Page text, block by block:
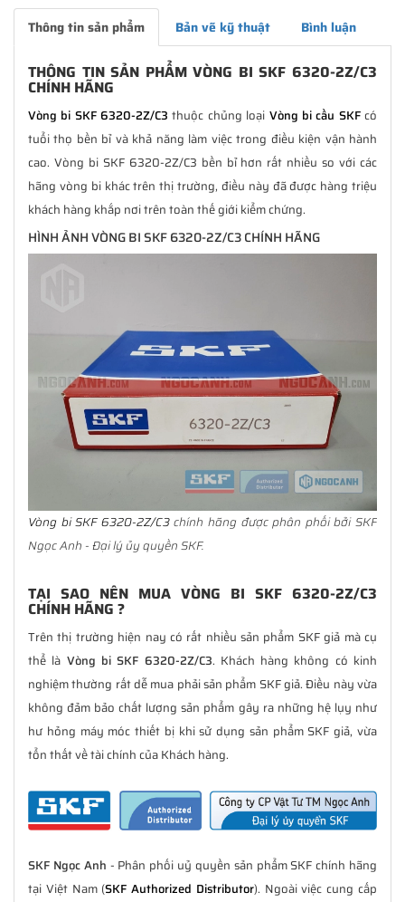
Thông tin sản phẩm Bản vẽ kỹ thuật Bình luận
THÔNG TIN SẢN PHẨM VÒNG BI SKF 6320-2Z/C3
CHÍNH HÃNG
Vòng bi SKF 6320-2Z/C3 thuộc chủng loại Vòng bi cầu SKFcó
tuổi thọ bền bỉ và khả năng làm việc trong điều kiện vận hành
cao. Vòng bi SKF 6320-2Z/C3 bền bỉ hơn rất nhiều so với các
hãng vòng bi khác trên thị trường, điều này đã được hàng triệu
khách hàng khắp nơi trên toàn thế giới kiểm chứng.
HÌNH ẢNH VÒNG BI SKF 6320-2Z/C3 CHÍNH HÃNG
Vòng bi SKF 6320-2Z/C3chính hãng được phân phối bởi SKF
Ngọc Anh - Đại lý ủy quyền SKF.
TẠI SAO NÊN MUA VÒNG BI SKF 6320-2Z/C3
CHÍNH HÃNG ?
Trên thị trường hiện nay có rất nhiều sản phẩm SKF giả mà cụ
thể là Vòng bi SKF 6320-2Z/C3. Khách hàng không có kinh
nghiệm thường rất dễ mua phải sản phẩm SKF giả. Điều này vừa
không đảm bảo chất lượng sản phẩm gây ra những hệ lụy như
hư hỏng máy móc thiết bị khi sử dụng sản phẩm SKF giả, vừa
tổn thất về tài chính của Khách hàng.
SKF Ngọc Anh - Phân phối uỷ quyền sản phẩm SKF chính hãng
tại Việt Nam (SKF Authorized Distributor). Ngoài việc cung cấp